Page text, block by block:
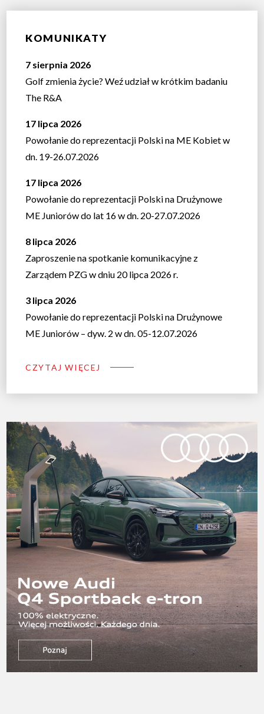
KOMUNIKATY
7 sierpnia 2026
Golf zmienia życie? Weź udział w krótkim badaniu
The R&A
17 lipca 2026
Powołanie do reprezentacji Polski na ME Kobiet w
dn. 19-26.07.2026
17 lipca 2026
Powołanie do reprezentacji Polski na Drużynowe
ME Juniorów do lat 16 w dn. 20-27.07.2026
8 lipca 2026
Zaproszenie na spotkanie komunikacyjne z
Zarządem PZG w dniu 20 lipca 2026 r.
3 lipca 2026
Powołanie do reprezentacji Polski na Drużynowe
ME Juniorów – dyw. 2 w dn. 05-12.07.2026
CZYTAJ WIĘCEJ